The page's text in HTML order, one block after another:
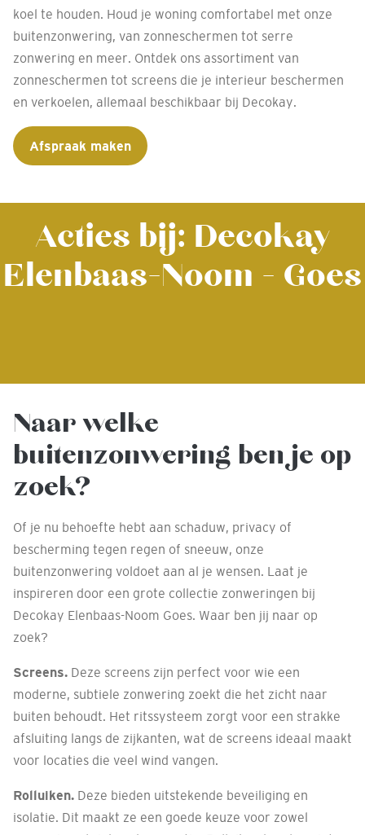
koel te houden. Houd je woning comfortabel met onze
buitenzonwering, van zonneschermen tot serre
zonwering en meer. Ontdek ons assortiment van
zonneschermen tot screens die je interieur beschermen
en verkoelen, allemaal beschikbaar bij Decokay.
Afspraak maken
Acties bij: Decokay
Elenbaas-Noom - Goes
Naar welke
buitenzonwering ben je op
zoek?
Of je nu behoefte hebt aan schaduw, privacy of
bescherming tegen regen of sneeuw, onze
buitenzonwering voldoet aan al je wensen. Laat je
inspireren door een grote collectie zonweringen bij
Decokay Elenbaas-Noom Goes. Waar ben jij naar op
zoek?
Screens. Deze screens zijn perfect voor wie een
moderne, subtiele zonwering zoekt die het zicht naar
buiten behoudt. Het ritssysteem zorgt voor een strakke
afsluiting langs de zijkanten, wat de screens ideaal maakt
voor locaties die veel wind vangen.
Rolluiken. Deze bieden uitstekende beveiliging en
isolatie. Dit maakt ze een goede keuze voor zowel